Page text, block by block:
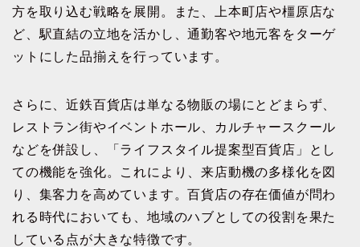
方を取り込む戦略を展開。また、上本町店や橿原店な
ど、駅直結の立地を活かし、通勤客や地元客をターゲ
ットにした品揃えを行っています。
さらに、近鉄百貨店は単なる物販の場にとどまらず、
レストラン街やイベントホール、カルチャースクール
などを併設し、「ライフスタイル提案型百貨店」とし
ての機能を強化。これにより、来店動機の多様化を図
り、集客力を高めています。百貨店の存在価値が問わ
れる時代においても、地域のハブとしての役割を果た
している点が大きな特徴です。